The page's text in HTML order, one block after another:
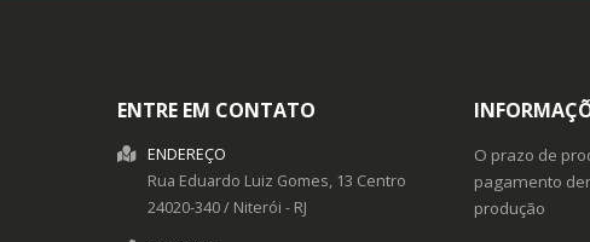
ENTRE EM CONTATO
ENDEREÇO
Rua Eduardo Luiz Gomes, 13 Centro
24020-340/ Niterói - RJ
O prazo de
pagamento
produção